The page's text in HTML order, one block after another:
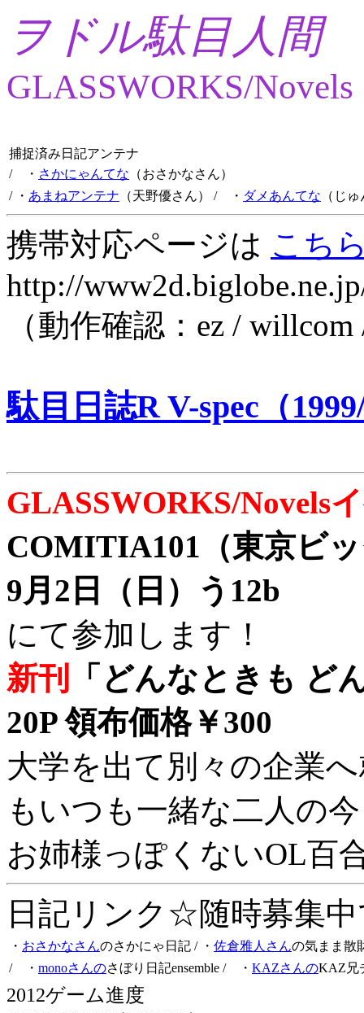
ヲドル駄目人間
GLASSWORKS/Novels
捕捉済み日記アンテナ
/ ・ さかにゃんてな （おさかなさん）
/ ・ あまねアンテナ （天野優さん） / ・ ダメあんてな （じ
携帯対応ページは こち
http://
（動作確認：ez /
駄目日誌R V-spec（
GLASSWORKS/Novels
COMITIA101（東京ビ
9月2日（日）う12b
にて参加します！
新刊
「どんなときも ど
20P 領布価格￥300
大学を出て別々の企業
もいつも一緒な二人の
お姉様っぽくないOL百
日記リンク☆随時募集
・ おさかなさんのさかにゃ日記 / ・ 佐倉雅人さんの気まま散
/ ・ monoさんのさぼり日記ensemble / ・ KAZさんのKAZ兄
2012ゲーム進度